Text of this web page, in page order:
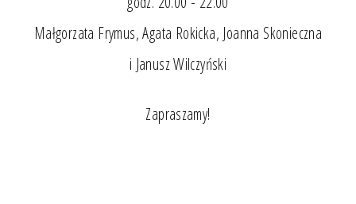
Małgorzata Frymus, Agata Rokicka, Joanna Skonieczna
i Janusz Wilczyński
Zapraszamy!